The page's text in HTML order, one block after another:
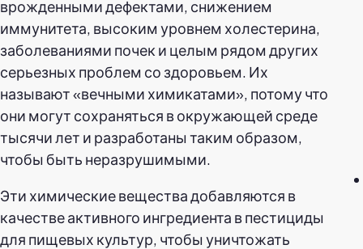
врожденными дефектами, снижением
иммунитета, высоким уровнем холестерина,
заболеваниями почек и целым рядом других
серьезных проблем со здоровьем. Их
называют «вечными химикатами», потому что
они могут сохраняться в окружающей среде
тысячи лет и разработаны таким образом,
чтобы быть неразрушимыми.
Эти химические вещества добавляются в
качестве активного ингредиента в пестициды
для пищевых культур, чтобы уничтожать